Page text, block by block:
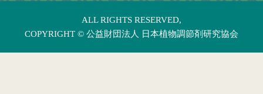
ALL RIGHTS RESERVED,
COPYRIGHT © 公益財団法人 日本植物調節剤研究協会